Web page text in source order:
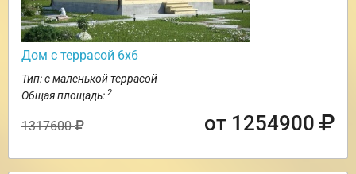
Дом с террасой 6х6
Тип: с маленькой террасой
Общая площадь: 2
1317600 от 1254900